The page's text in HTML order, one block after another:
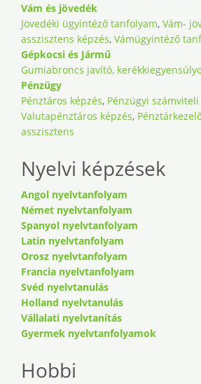
Vám és jövedék
Jövedéki ügyintéző tanfolyam, Vám-
asszisztens képzés, Vámügyintéző
Gépkocsi és Jármű
Gumiabroncs javító,
Pénzügy
Pénztáros képzés, Pénzügyi
Valutapénztáros képzés,
asszisztens
Nyelvi képzések
Angol nyelvtanfolyam
Német nyelvtanfolyam
Spanyol nyelvtanfolyam
Latin nyelvtanfolyam
Orosz nyelvtanfolyam
Francia nyelvtanfolyam
Svéd nyelvtanulás
Holland nyelvtanulás
Vállalati nyelvtanítás
Gyermek nyelvtanfolyamok
Hobbi